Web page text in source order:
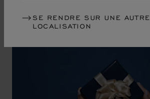
SE RENDRE SUR UNE AUTRE
LOCALISATION